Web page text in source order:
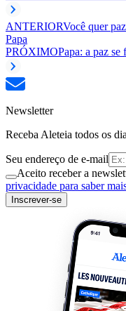
ANTERIORVocê quer
Papa
PRÓXIMOPapa: a paz
Newsletter
Receba Aleteia todos os
Seu endereço de e-mail
Aceito receber a
privacidade para saber
Inscrever-se